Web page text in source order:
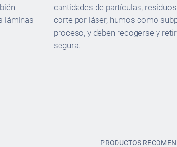
láminas
cantidades de partículas,
corte por láser, humos como
proceso, y deben recogerse y
segura.
PRODUCTOS